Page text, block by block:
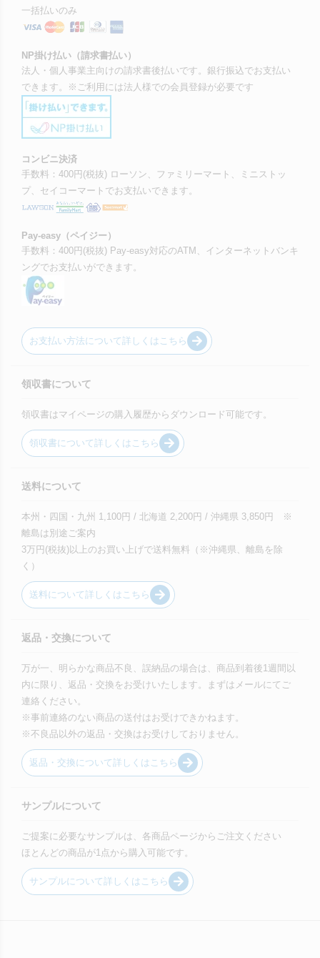
一括払いのみ
NP掛け払い（請求書払い）
法人・個人事業主向けの請求書後払いです。銀行振込でお支払い
できます。※ご利用には法人様での会員登録が必要です
コンビニ決済
手数料：400円(税抜) ローソン、ファミリーマート、ミニストッ
プ、セイコーマートでお支払いできます。
Pay-easy（ペイジー）
手数料：400円(税抜) Pay-easy対応のATM、インターネットバンキ
ングでお支払いができます。
お支払い方法について詳しくはこちら
領収書について
領収書はマイページの購入履歴からダウンロード可能です。
領収書について詳しくはこちら
送料について
本州・四国・九州 1,100円 / 北海道 2,200円 / 沖縄県 3,850円 ※
離島は別途ご案内
3万円(税抜)以上のお買い上げで送料無料（※沖縄県、離島を除
く）
送料について詳しくはこちら
返品・交換について
万が一、明らかな商品不良、誤納品の場合は、商品到着後1週間以
内に限り、返品・交換をお受けいたします。まずはメールにてご
連絡ください。
※事前連絡のない商品の送付はお受けできかねます。
※不良品以外の返品・交換はお受けしておりません。
返品・交換について詳しくはこちら
サンプルについて
ご提案に必要なサンプルは、各商品ページからご注文ください
ほとんどの商品が1点から購入可能です。
サンプルについて詳しくはこちら